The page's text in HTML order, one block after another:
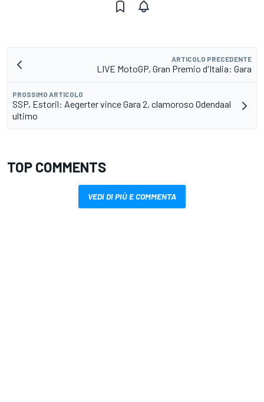
ARTICOLO PRECEDENTE
LIVE MotoGP, Gran Premio d'Italia: Gara
PROSSIMO ARTICOLO
SSP, Estoril: Aegerter vince Gara 2, clamoroso Odendaal
ultimo
TOP COMMENTS
VEDI DI PIÙ E COMMENTA